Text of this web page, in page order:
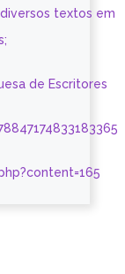
textos em
de Escritores